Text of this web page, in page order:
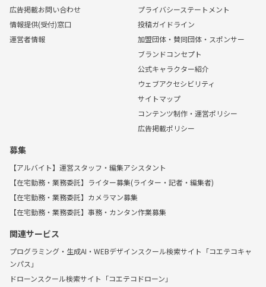
広告掲載お問い合わせ
情報提供(受付)窓口
運営者情報
プライバシーステートメント
投稿ガイドライン
加盟団体・賛同団体・スポンサー
ブランドコンセプト
公式キャラクター紹介
ウェブアクセシビリティ
サイトマップ
コンテンツ制作・運営ポリシー
広告掲載ポリシー
募集
【アルバイト】運営スタッフ・編集アシスタント
【在宅勤務・業務委託】ライター募集(ライター・記者・編集者)
【在宅勤務・業務委託】カメラマン募集
【在宅勤務・業務委託】事務・カンタン作業募集
関連サービス
プログラミング・生成AI・WEBデザインスクール検索サイト「コエテコキャ
ンパス」
ドローンスクール検索サイト「コエテコドローン」